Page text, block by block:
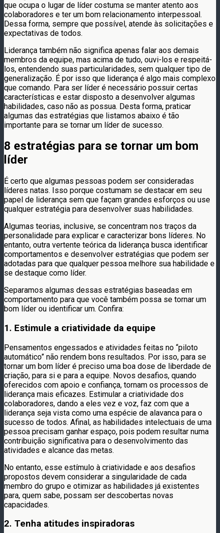
que ocupa o lugar de líder costuma se manter atento aos
colaboradores e ter um bom relacionamento interpessoal.
Dessa forma, sempre que possível, atende às solicitações e
expectativas de todos.
Liderança também não significa apenas falar aos demais
membros da equipe, mas acima de tudo, ouvi-los e respeitá-
los, entendendo suas particularidades, sem qualquer tipo de
generalização. É por isso que liderança é algo mais complexo
que comando. Para ser líder é necessário possuir certas
características e estar disposto a desenvolver algumas
habilidades, caso não as possua. Desta forma, praticar
algumas das estratégias que listamos abaixo é tão
importante para se tornar um líder de sucesso.
8 estratégias para se tornar um bom
líder
É certo que algumas pessoas podem ser consideradas
líderes natas. Isso porque costumam se destacar em seu
papel de liderança sem que façam grandes esforços ou use
qualquer estratégia para desenvolver suas habilidades.
Algumas teorias, inclusive, se concentram nos traços da
personalidade para explicar e caracterizar bons líderes. No
entanto, outra vertente teórica da liderança busca identificar
comportamentos e desenvolver estratégias que podem ser
adotadas para que qualquer pessoa melhore sua habilidade e
se destaque como líder.
Separamos algumas dessas estratégias baseadas em
comportamento para que você também possa se tornar um
bom líder ou identificar um. Confira:
1. Estimule a criatividade da equipe
Pensamentos engessados e atividades feitas no “piloto
automático” não rendem bons resultados. Por isso, para se
tornar um bom líder é preciso uma boa dose de liberdade de
criação, para si e para a equipe. Novos desafios, quando
oferecidos com apoio e confiança, tornam os processos de
liderança mais eficazes. Estimular a criatividade dos
colaboradores, dando a eles vez e voz, faz com que a
liderança seja vista como uma espécie de alavanca para o
sucesso de todos. Afinal, as habilidades intelectuais de uma
pessoa precisam ganhar espaço, pois podem resultar numa
contribuição significativa para o desenvolvimento das
atividades e alcance das metas.
No entanto, esse estímulo à criatividade e aos desafios
propostos devem considerar a singularidade de cada
membro do grupo e otimizar as habilidades já existentes
para, quem sabe, possam ser descobertas novas
capacidades.
2. Tenha atitudes inspiradoras